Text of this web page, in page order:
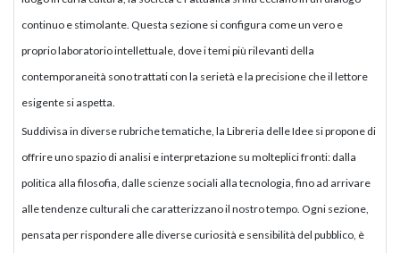
continuo e stimolante. Questa sezione si configura come un vero e
proprio laboratorio intellettuale, dove i temi più rilevanti della
contemporaneità sono trattati con la serietà e la precisione che il lettore
esigente si aspetta.
Suddivisa in diverse rubriche tematiche, la Libreria delle Idee si propone di
offrire uno spazio di analisi e interpretazione su molteplici fronti: dalla
politica alla filosofia, dalle scienze sociali alla tecnologia, fino ad arrivare
alle tendenze culturali che caratterizzano il nostro tempo. Ogni sezione,
pensata per rispondere alle diverse curiosità e sensibilità del pubblico, è